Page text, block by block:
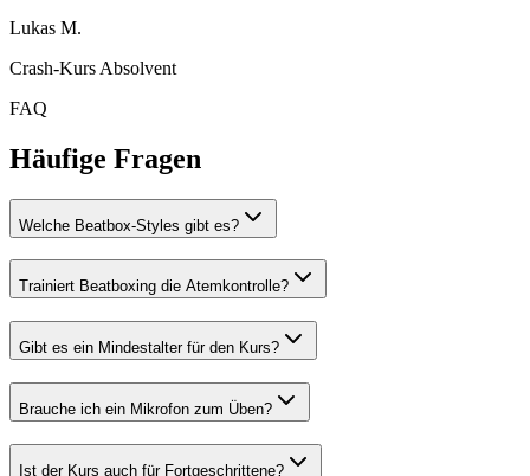
Lukas M.
Crash-Kurs Absolvent
FAQ
Häufige Fragen
Welche Beatbox-Styles gibt es?
Trainiert Beatboxing die Atemkontrolle?
Gibt es ein Mindestalter für den Kurs?
Brauche ich ein Mikrofon zum Üben?
Ist der Kurs auch für Fortgeschrittene?